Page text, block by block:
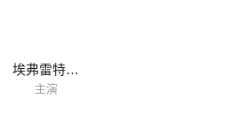
埃弗雷特·斯隆
主演